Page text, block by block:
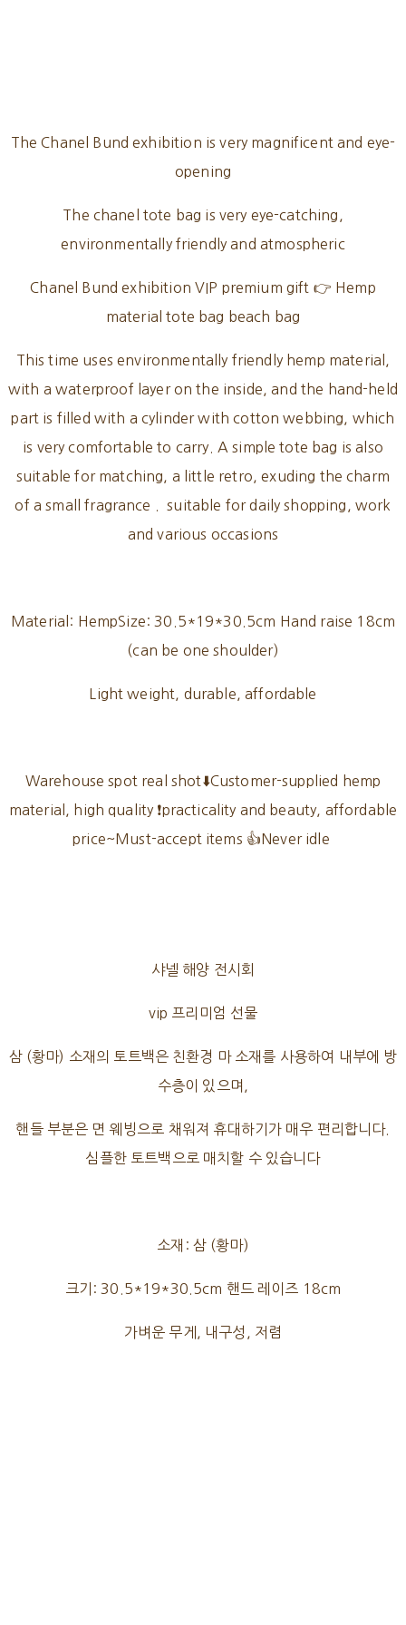
The Chanel Bund exhibition is very magnificent and eye-
opening
The chanel tote bag is very eye-catching,
environmentally friendly and atmospheric
Chanel Bund exhibition VIP premium gift 👉 Hemp
material tote bag beach bag
This time uses environmentally friendly hemp material,
with a waterproof layer on the inside, and the hand-held
part is filled with a cylinder with cotton webbing, which
is very comfortable to carry. A simple tote bag is also
suitable for matching, a little retro, exuding the charm
of a small fragrance . suitable for daily shopping, work
and various occasions
Material: HempSize: 30.5*19*30.5cm Hand raise 18cm
(can be one shoulder)
Light weight, durable, affordable
Warehouse spot real shot⬇️Customer-supplied hemp
material, high quality ❗️practicality and beauty, affordable
price~Must-accept items 👍Never idle
샤넬 해양 전시회
vip 프리미엄 선물
삼 (황마) 소재의 토트백은 친환경 마 소재를 사용하여 내부에 방
수층이 있으며,
핸들 부분은 면 웨빙으로 채워져 휴대하기가 매우 편리합니다.
심플한 토트백으로 매치할 수 있습니다
소재: 삼 (황마)
크기: 30.5*19*30.5cm 핸드 레이즈 18cm
가벼운 무게, 내구성, 저렴